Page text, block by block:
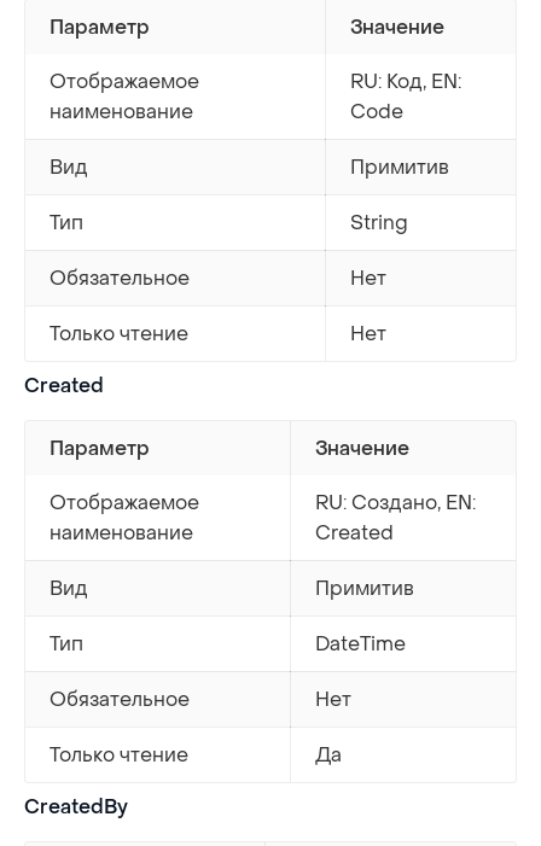
Параметр Значение
Отображаемое
наименование
RU: Код, EN:
Code
Вид Примитив
Тип String
Обязательное Нет
Только чтение Нет
Created
Параметр Значение
Отображаемое
наименование
RU: Создано, EN:
Created
Вид Примитив
Тип DateTime
Обязательное Нет
Только чтение Да
CreatedBy